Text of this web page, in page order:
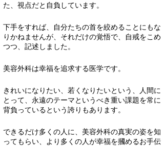
た、視点だと自負しています。
下手をすれば、自分たちの首を絞めることにもな
りかねませんが、それだけの覚悟で、自戒をこめ
つつ、記述しました。
美容外科は幸福を追求する医学です。
きれいになりたい、若くなりたいという、人間に
とって、永遠のテーマというべき重い課題を常に
背負っているという誇りもあります。
できるだけ多くの人に、美容外科の真実の姿を知
ってもらい、より多くの人が幸福を摑めるお手伝